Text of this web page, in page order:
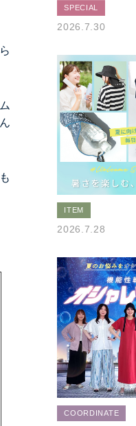
SPECIAL
2026.7.30
ITEM
2026.7.28
COORDINATE